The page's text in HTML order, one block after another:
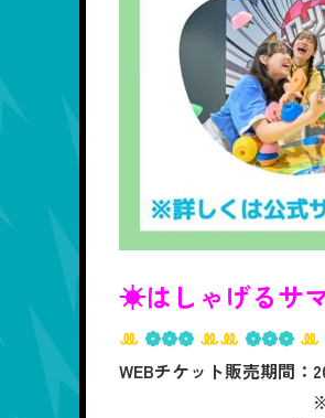
☀はしゃげるサ
ꔛ❁❁❁ ꔛꔛ❁❁❁ ꔛ
WEBチケット販売期間
※店頭販売は7/